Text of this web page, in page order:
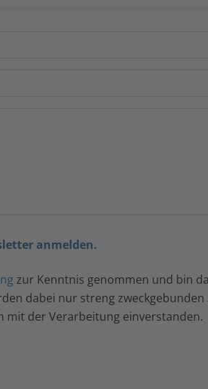
anmelden.
zur Kenntnis genommen und bin
dabei nur streng
mit der Verarbeitung einverstanden.